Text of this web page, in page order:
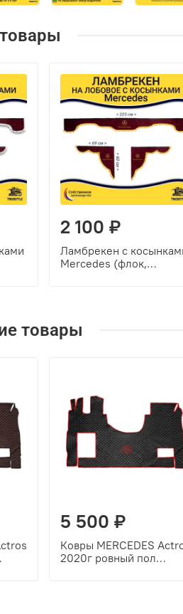
2 100 ₽
Ламбрекен с
Mercedes (флок,
товары
5 500 ₽
Ковры MERCEDES
2020г ровный пол